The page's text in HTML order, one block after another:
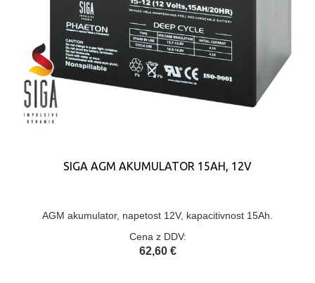
SIGA AGM AKUMULATOR 15AH, 12V
AGM akumulator, napetost 12V, kapacitivnost 15Ah.
Cena z DDV:
62,60 €